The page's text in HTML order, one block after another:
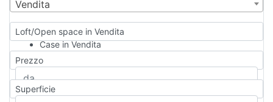
Vendita
Loft/Open space in Vendita
Case in Vendita
Qualsiasi
Appartamento
Casa indipendente
Casa Semi-indipendente
Prezzo
Superficie